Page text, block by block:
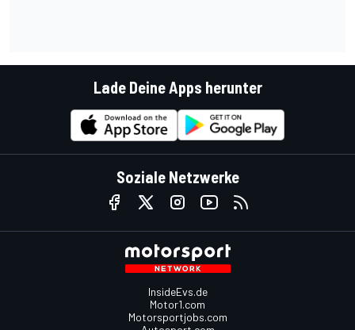
Lade Deine Apps herunter
Soziale Netzwerke
InsideEvs.de
Motor1.com
Motorsportjobs.com